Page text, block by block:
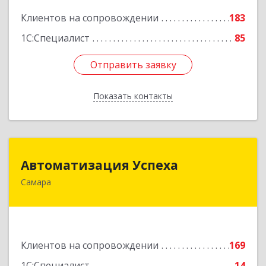
Клиентов на сопровождении
183
1С:Специалист
85
Отправить заявку
Показать контакты
Отправить заявку
Назад
Автоматизация Успеха
Самара
Клиентов на сопровождении
169